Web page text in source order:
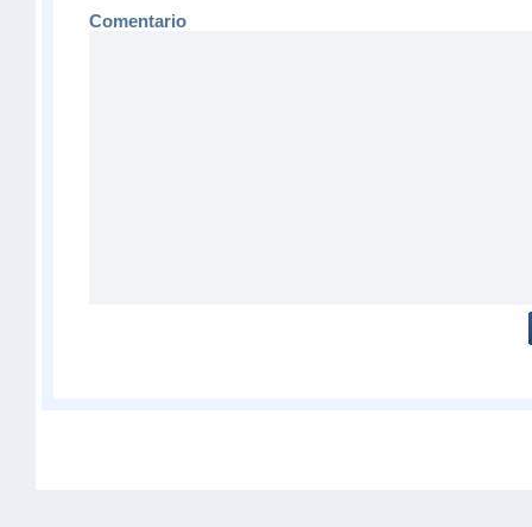
Comentario